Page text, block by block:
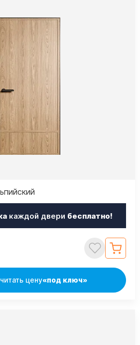
каждой двери бесплатно!
цену«под ключ»